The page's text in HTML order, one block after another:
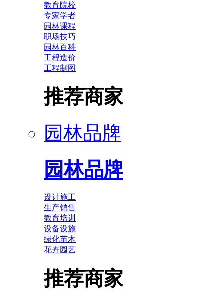
教育院校
专家学者
园林课程
职场技巧
园林百科
工程造价
工程制图
推荐商家
园林品牌
园林品牌
设计施工
生产销售
教育培训
设备设施
绿化苗木
花卉园艺
推荐商家